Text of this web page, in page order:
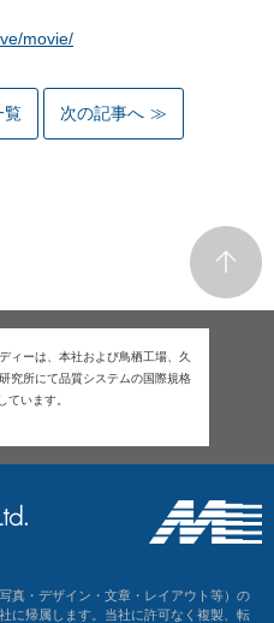
movie/
覧 次の記事へ
ィーは、本社および鳥栖工場、久
究所にて品質システムの国際規格
ています。
真・デザイン・文章・レイアウト等）の
に帰属します。当社に許可なく複製、転